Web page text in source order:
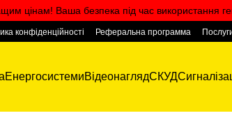
цінам! Ваша безпека під час використання
конфіденційності Реферальна программа
ЕнергосистемиВідеонаглядСКУД